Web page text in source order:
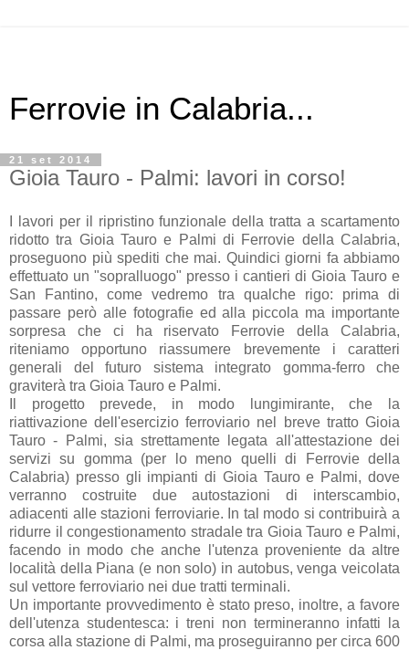
Ferrovie in Calabria...
21 set 2014
Gioia Tauro - Palmi: lavori in corso!
I lavori per il ripristino funzionale della tratta a scartamento
ridotto tra Gioia Tauro e Palmi di Ferrovie della Calabria,
proseguono più spediti che mai. Quindici giorni fa abbiamo
effettuato un "sopralluogo" presso i cantieri di Gioia Tauro e
San Fantino, come vedremo tra qualche rigo: prima di
passare però alle fotografie ed alla piccola ma importante
sorpresa che ci ha riservato Ferrovie della Calabria,
riteniamo opportuno riassumere brevemente i caratteri
generali del futuro sistema integrato gomma-ferro che
graviterà tra Gioia Tauro e Palmi.
Il progetto prevede, in modo lungimirante, che la
riattivazione dell'esercizio ferroviario nel breve tratto Gioia
Tauro - Palmi, sia strettamente legata all'attestazione dei
servizi su gomma (per lo meno quelli di Ferrovie della
Calabria) presso gli impianti di Gioia Tauro e Palmi, dove
verranno costruite due autostazioni di interscambio,
adiacenti alle stazioni ferroviarie. In tal modo si contribuirà a
ridurre il congestionamento stradale tra Gioia Tauro e Palmi,
facendo in modo che anche l'utenza proveniente da altre
località della Piana (e non solo) in autobus, venga veicolata
sul vettore ferroviario nei due tratti terminali.
Un importante provvedimento è stato preso, inoltre, a favore
dell'utenza studentesca: i treni non termineranno infatti la
corsa alla stazione di Palmi, ma proseguiranno per circa 600